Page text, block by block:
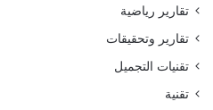
تقارير رياضية
تقارير وتحقيقات
تقنيات التجميل
تقنية